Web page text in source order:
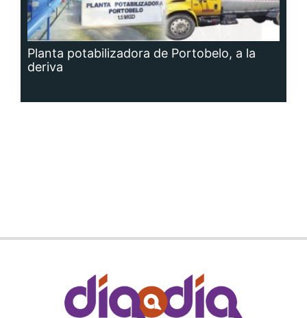
Planta potabilizadora de Portobelo, a la
deriva